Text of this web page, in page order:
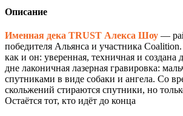
Описание
Именная дека TRUST Алекса Шоу —
победителя Альянса и участника
как и он: уверенная, техничная и создана
дне лаконичная лазерная гравировка:
спутниками в виде собаки и ангела. Со
скольжений стираются спутники, но
Остаётся тот, кто идёт до конца